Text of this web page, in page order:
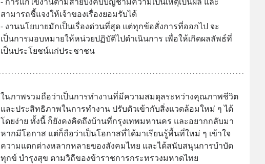
สามารถชี้แจงให้เจ้าของเรื่องยอมรับได้
- งานนโยบายมักเป็นเรื่องด่วนที่สุด แต่ทุกข้อสั่งการที่ออกไป จะ
เป็นการมอบหมายให้หน่วยปฏิบัติไปดำเนินการ เพื่อให้เกิดผลลัพธ์ที่
เป็นประโยชน์แก่ประชาชน
ในภาพรวมถือว่าเป็นการทำงานที่มีความสมดุลระหว่างคุณภาพชีวิต
และประสิทธิภาพในการทำงาน ปรับตัวเข้ากับสิ่งแวดล้อมใหม่ ๆ ได้
โดยง่าย ทั้งนี้ ก็ยังคงคิดถึงบ้านที่กรุงเทพมหานคร และอยากกลับมา
หากมีโอกาส แต่ก็ถือว่าเป็นโอกาสที่ได้มาเรียนรู้พื้นที่ใหม่ ๆ เข้าใจ
ความแตกต่างหลากหลายของสังคมไทย และได้สนับสนุนการบำบัด
ทุกข์ บำรุงสุข ตามวิถีของข้าราชการกระทรวงมหาดไทย